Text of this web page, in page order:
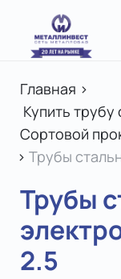
Главная >
Купить трубу
Сортовой
> Трубы
Трубы
2.5